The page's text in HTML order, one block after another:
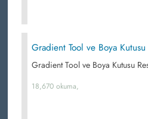
Gradient Tool ve Boya Kutusu
Gradient Tool ve Boya Kutusu
18,670 okuma,